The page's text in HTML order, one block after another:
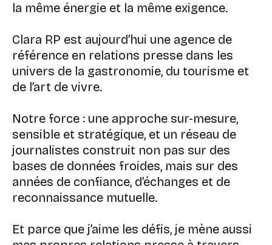
la même énergie et la même exigence.
Clara RP est aujourd’hui une agence de
référence en relations presse dans les
univers de la gastronomie, du tourisme et
de l’art de vivre.
Notre force : une approche sur-mesure,
sensible et stratégique, et un réseau de
journalistes construit non pas sur des
bases de données froides, mais sur des
années de confiance, d’échanges et de
reconnaissance mutuelle.
Et parce que j’aime les défis, je mène aussi